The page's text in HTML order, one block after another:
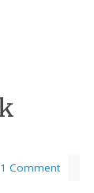
1 Comment